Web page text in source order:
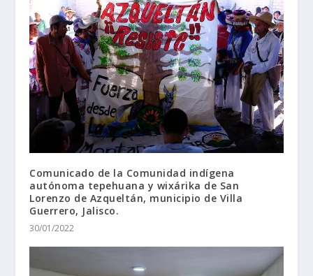
Comunicado de la Comunidad indígena
autónoma tepehuana y wixárika de San
Lorenzo de Azqueltán, municipio de Villa
Guerrero, Jalisco.
30/01/2022